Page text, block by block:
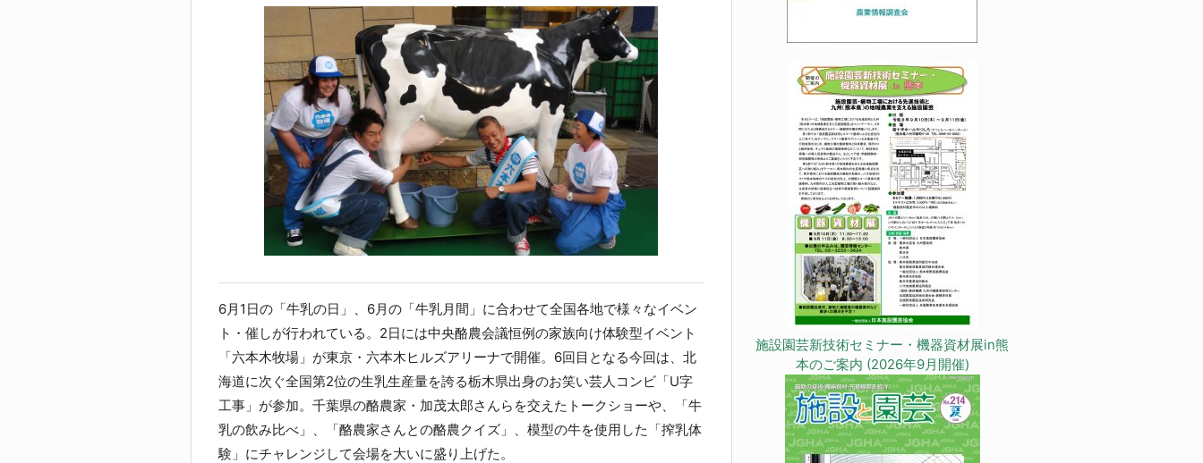
6月1日の「牛乳の日」、6月の「牛乳月間」に合わせて全国各地で様々なイベン
ト・催しが行われている。2日には中央酪農会議恒例の家族向け体験型イベント
「六本木牧場」が東京・六本木ヒルズアリーナで開催。6回目となる今回は、北
海道に次ぐ全国第2位の生乳生産量を誇る栃木県出身のお笑い芸人コンビ「U字
工事」が参加。千葉県の酪農家・加茂太郎さんらを交えたトークショーや、「牛
乳の飲み比べ」、「酪農家さんとの酪農クイズ」、模型の牛を使用した「搾乳体
験」にチャレンジして会場を大いに盛り上げた。
施設園芸新技術セミナー・機器資材展in熊
本のご案内 (2026年9月開催)